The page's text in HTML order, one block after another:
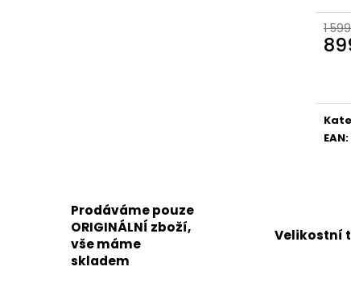
1
EAN:
Prodáváme pouze
ORIGINÁLNÍ zboží,
vše máme
skladem
Velikostní